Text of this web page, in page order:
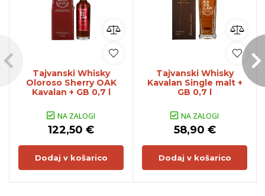
Tajvanski Whisky
Oloroso Sherry OAK
Kavalan + GB 0,7 l
NA ZALOGI
122,50 €
Dodaj v košarico
Tajvanski Whisky
Kavalan Single malt +
GB 0,7 l
NA ZALOGI
58,90 €
Dodaj v košarico